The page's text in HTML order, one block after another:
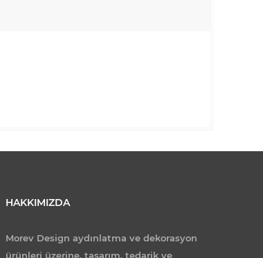
HAKKIMIZDA
Morev Design aydınlatma ve dekorasyon
ürünleri üzerine, tasarım, tedarik ve